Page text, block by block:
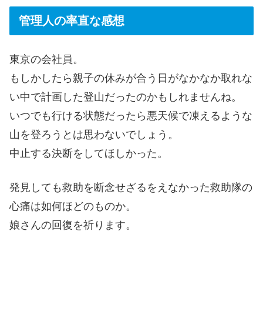
管理人の率直な感想
東京の会社員。
もしかしたら親子の休みが合う日がなかなか取れな
い中で計画した登山だったのかもしれませんね。
いつでも行ける状態だったら悪天候で凍えるような
山を登ろうとは思わないでしょう。
中止する決断をしてほしかった。
発見しても救助を断念せざるをえなかった救助隊の
心痛は如何ほどのものか。
娘さんの回復を祈ります。